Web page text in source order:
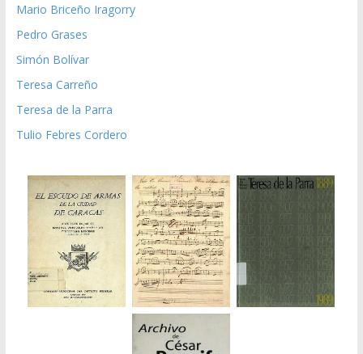
Mario Briceño Iragorry
Pedro Grases
Simón Bolívar
Teresa Carreño
Teresa de la Parra
Tulio Febres Cordero